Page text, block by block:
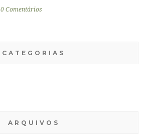
0 Comentários
CATEGORIAS
ARQUIVOS